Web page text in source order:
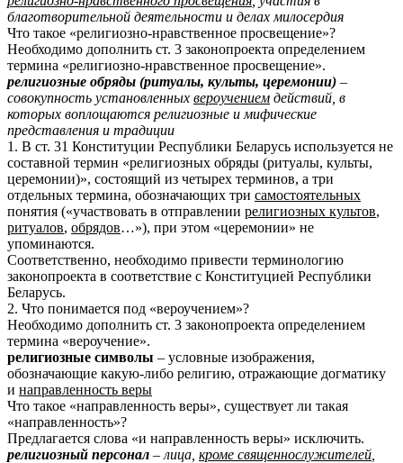
благотворительной деятельности и делах милосердия
Что такое «религиозно-нравственное просвещение»?
Необходимо дополнить ст. 3 законопроекта определением
термина «религиозно-нравственное просвещение».
религиозные обряды (ритуалы, культы, церемонии) –
совокупность установленных вероучением действий, в
которых воплощаются религиозные и мифические
представления и традиции
1. В ст. 31 Конституции Республики Беларусь используется не
составной термин «религиозных обряды (ритуалы, культы,
церемонии)», состоящий из четырех терминов, а три
отдельных термина, обозначающих три самостоятельных
понятия («участвовать в отправлении религиозных культов,
ритуалов, обрядов…»), при этом «церемонии» не
упоминаются.
Соответственно, необходимо привести терминологию
законопроекта в соответствие с Конституцией Республики
Беларусь.
2. Что понимается под «вероучением»?
Необходимо дополнить ст. 3 законопроекта определением
термина «вероучение».
религиозные символы – условные изображения,
обозначающие какую-либо религию, отражающие догматику
и направленность веры
Что такое «направленность веры», существует ли такая
«направленность»?
Предлагается слова «и направленность веры» исключить.
религиозный персонал – лица, кроме священнослужителей